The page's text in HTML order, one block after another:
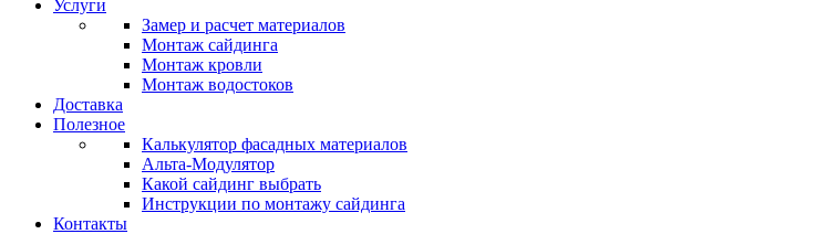
Услуги
Замер и расчет материалов
Монтаж сайдинга
Монтаж кровли
Монтаж водостоков
Доставка
Полезное
Калькулятор фасадных материалов
Альта-Модулятор
Какой сайдинг выбрать
Инструкции по монтажу сайдинга
Контакты